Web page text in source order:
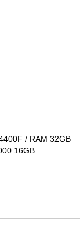
/ RAM 32GB
16GB